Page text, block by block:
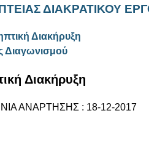
ΔΙΑΚΡΑΤΙΚΟΥ
Διακήρυξη
Διαγωνισμού
Διακήρυξη
ΑΝΑΡΤΗΣΗΣ : 18-12-2017